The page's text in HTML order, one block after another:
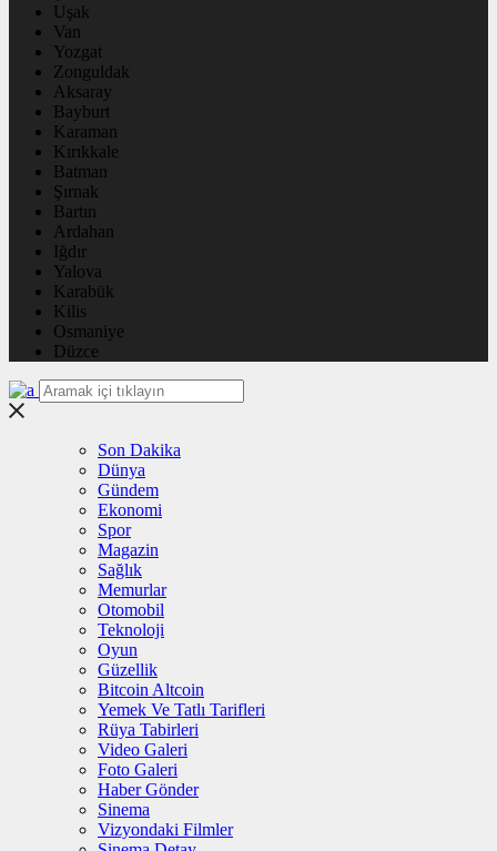
Uşak
Van
Yozgat
Zonguldak
Aksaray
Bayburt
Karaman
Kırıkkale
Batman
Şırnak
Bartın
Ardahan
Iğdır
Yalova
Karabük
Kilis
Osmaniye
Düzce
Son Dakika
Dünya
Gündem
Ekonomi
Spor
Magazin
Sağlık
Memurlar
Otomobil
Teknoloji
Oyun
Güzellik
Bitcoin Altcoin
Yemek Ve Tatlı Tarifleri
Rüya Tabirleri
Video Galeri
Foto Galeri
Haber Gönder
Sinema
Vizyondaki Filmler